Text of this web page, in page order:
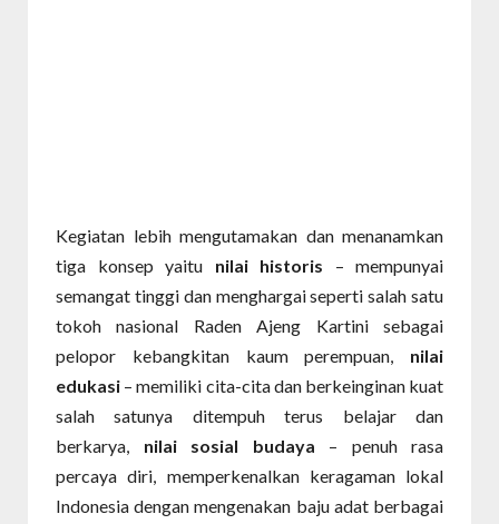
Kegiatan lebih mengutamakan dan menanamkan
tiga konsep yaitu nilai historis – mempunyai
semangat tinggi dan menghargai seperti salah satu
tokoh nasional Raden Ajeng Kartini sebagai
pelopor kebangkitan kaum perempuan, nilai
edukasi – memiliki cita-cita dan berkeinginan kuat
salah satunya ditempuh terus belajar dan
berkarya, nilai sosial budaya – penuh rasa
percaya diri, memperkenalkan keragaman lokal
Indonesia dengan mengenakan baju adat berbagai